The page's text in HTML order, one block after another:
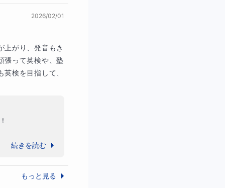
です。
2026/02/01
上がり、発音もき
張って英検や、塾
検を目指して、
続きを読む
もっと見る